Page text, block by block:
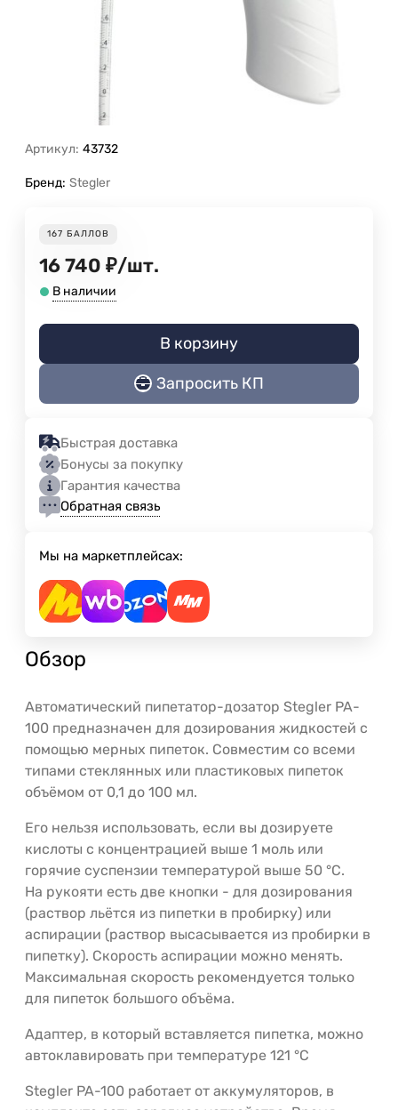
Артикул: 43732
Бренд: Stegler
167 БАЛЛОВ
16 740 ₽/шт.
В наличии
В корзину
Запросить КП
Быстрая доставка
Бонусы за покупку
Гарантия качества
Обратная связь
Мы на маркетплейсах:
Обзор
Автоматический пипетатор-дозатор Stegler PA-
100 предназначен для дозирования жидкостей с
помощью мерных пипеток. Совместим со всеми
типами стеклянных или пластиковых пипеток
объёмом от 0,1 до 100 мл.
Его нельзя использовать, если вы дозируете
кислоты с концентрацией выше 1 моль или
горячие суспензии температурой выше 50 °C.
На рукояти есть две кнопки - для дозирования
(раствор льётся из пипетки в пробирку) или
аспирации (раствор высасывается из пробирки в
пипетку). Скорость аспирации можно менять.
Максимальная скорость рекомендуется только
для пипеток большого объёма.
Адаптер, в который вставляется пипетка, можно
автоклавировать при температуре 121 °C
Stegler PA-100 работает от аккумуляторов, в